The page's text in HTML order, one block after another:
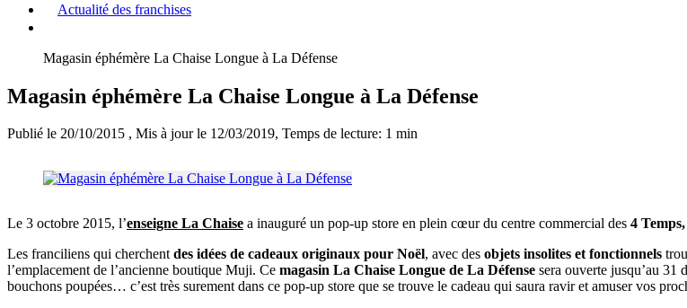
Actualité des franchises
Magasin éphémère La Chaise Longue à La Défense
Magasin éphémère La Chaise Longue à La Défense
Publié le 20/10/2015 , Mis à jour le 12/03/2019, Temps de lecture: 1 min
Le 3 octobre 2015, l’enseigne La Chaise a inauguré un pop-up store en plein cœur du centre commercial des 4
Les franciliens qui cherchentdes idées de cadeaux originaux pour Noël, avec des objets insolites et fonctionnels
l’emplacement de l’ancienne boutique Muji. Ce magasin La Chaise Longue de La Défense sera ouverte jusqu’au
bouchons poupées… c’est très surement dans ce pop-up store que se trouve le cadeau qui saura ravir et amuser vos